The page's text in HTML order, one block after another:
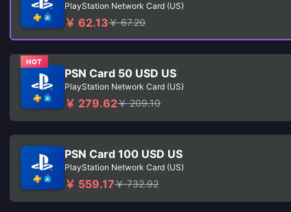
PlayStation Network Card (US)
￥ 62.13￥ 67.20
HOT
PSN Card 50 USD US
PlayStation Network Card (US)
￥ 279.62￥ 209.10
PSN Card 100 USD US
PlayStation Network Card (US)
￥ 559.17￥ 732.92